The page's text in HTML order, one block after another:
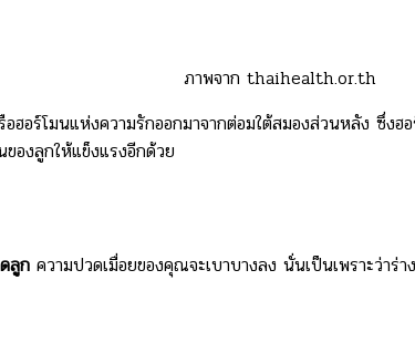
ภาพจาก thaihealth.or.th
ฮอร์โมนแห่งความรักออกมาจากต่อมใต้สมองส่วนหลัง ซึ่ง
องลูกให้แข็งแรงอีกด้วย
ลูก ความปวดเมื่อยของคุณจะเบาบางลง นั่นเป็นเพราะว่าร่